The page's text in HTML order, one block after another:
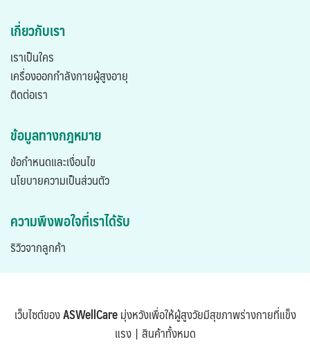
เกี่ยวกับเรา
เราเป็นใคร
เครื่องออกกำลังกายผู้สูงอายุ
ติดต่อเรา
ข้อมูลทางกฎหมาย
ข้อกำหนดและเงื่อนไข
นโยบายความเป็นส่วนตัว
ความพึงพอใจที่เราได้รับ
ริวิวจากลูกค้า
เว็บไซต์ของASWellCareมุ่งหวังเพื่อให้ผู้สูงวัยมีสุขภาพร่างกายที่แข็ง
แรง | สินค้าทั้งหมด